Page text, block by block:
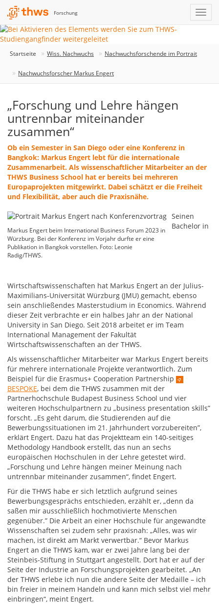
Forschung
Startseite Wiss. Nachwuchs Nachwuchsforschende im Portrait
Nachwuchsforscher Markus Engert
„Forschung und Lehre hängen
untrennbar miteinander
zusammen“
Ob ein Semester in San Diego oder eine Konferenz in
Bangkok: Markus Engert lebt für die internationale
Zusammenarbeit. Als wissenschaftlicher Mitarbeiter an der
THWS Business School hat er bereits bei mehreren
Europaprojekten mitgewirkt. Dabei schätzt er die Freiheit
und Flexibilität, aber auch die Praxisnähe.
Markus Engert beim International Business Forum 2023 in
Würzburg. Bei der Konferenz im Vorjahr durfte er eine
Publikation in Bangkok vorstellen. Foto: Leonie
Radig/THWS.
Seinen
Bachelor in
Wirtschaftswissenschaften hat Markus Engert an der Julius-
Maximilians-Universität Würzburg (JMU) gemacht, ebenso
sein anschließendes Masterstudium in Economics. Während
dieser Zeit verbrachte er ein halbes Jahr an der National
University in San Diego. Seit 2018 arbeitet er im Team
International Management der Fakultät
Wirtschaftswissenschaften an der THWS.
Als wissenschaftlicher Mitarbeiter war Markus Engert bereits
für mehrere internationale Projekte verantwortlich. Zum
Beispiel für die Erasmus+ Cooperation Partnership
BESPOKE, bei dem die THWS zusammen mit der
Partnerhochschule Budapest Business School und vier
weiteren Hochschulpartnern zu „business presentation skills”
forscht. „Es geht darum, die Studierenden auf die
Bewerbungssituationen im 21. Jahrhundert vorzubereiten”,
erklärt Engert. Dazu hat das Projektteam ein 140-seitiges
Methodology Handbook erstellt, das nun an sechs
europäischen Hochschulen in der Lehre getestet wird.
„Forschung und Lehre hängen meiner Meinung nach
untrennbar miteinander zusammen“, findet Engert.
Für die THWS habe er sich letztlich aufgrund seines
Bewerbungsgesprächs entschieden, erzählt er, „denn da
saßen mir ausschließlich hochmotivierte Menschen
gegenüber.” Die Arbeit an einer Hochschule für angewandte
Wissenschaften sei zudem sehr praxisnah: „Alles, was wir
machen, ist direkt am Markt verwertbar.“ Bevor Markus
Engert an die THWS kam, war er zwei Jahre lang bei der
Steinbeis-Stiftung in Stuttgart angestellt. Dort hat er auf der
Seite der Industrie an Forschungsprojekten gearbeitet. „An
der THWS erlebe ich nun die andere Seite der Medaille – ich
bin freier in meinem Handeln und kann mich selbst viel mehr
einbringen“, meint Engert.